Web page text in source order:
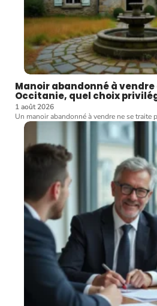
Manoir abandonné à vendre
Occitanie, quel choix
1 août 2026
Un manoir abandonné à vendre ne se traite